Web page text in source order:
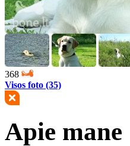
368
Visos foto (35)
Apie mane